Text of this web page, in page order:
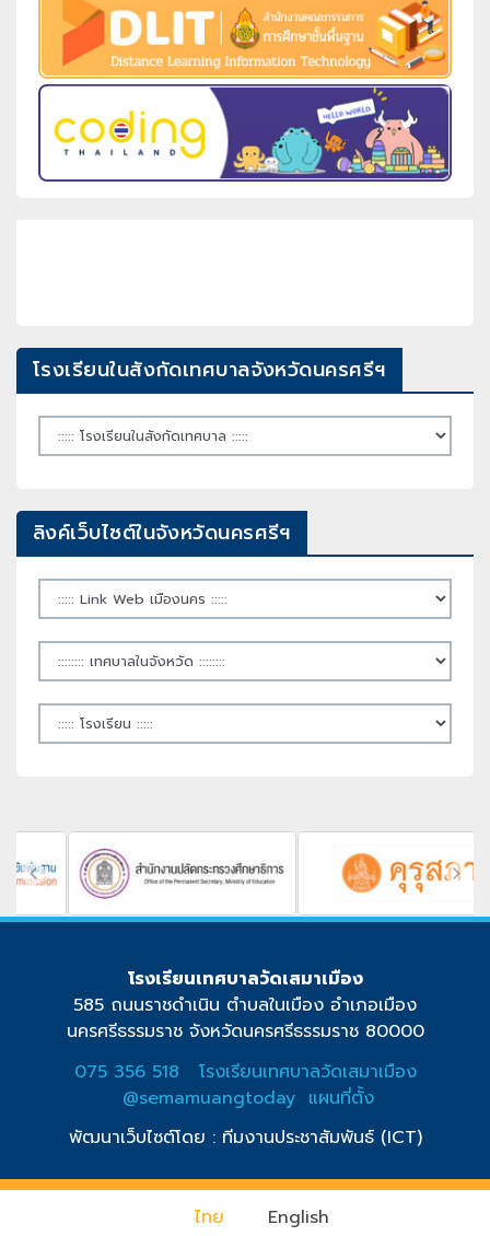
โรงเรียนในสังกัดเทศบาลจังหวัดนครศรีฯ
ลิงค์เว็บไซต์ในจังหวัดนครศรีฯ
โรงเรียนเทศบาลวัดเสมาเมือง
585 ถนนราชดำเนิน ตำบลในเมือง อำเภอเมือง
นครศรีธรรมราช จังหวัดนครศรีธรรมราช 80000
075 356 518
โรงเรียนเทศบาลวัดเสมาเมือง
@semamuangtoday แผนที่ตั้ง
พัฒนาเว็บไซต์โดย : ทีมงานประชาสัมพันธ์ (ICT)
ไทย English